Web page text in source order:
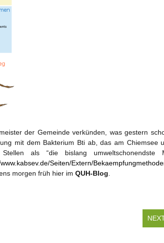
der Gemeinde verkünden, was gestern
mit dem Bakterium Bti ab, das am Chiemsee
als “die bislang umweltschonendste
Seiten/Extern/
morgen früh hier im QUH-Blog